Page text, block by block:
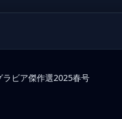
ビア傑作選2025春号